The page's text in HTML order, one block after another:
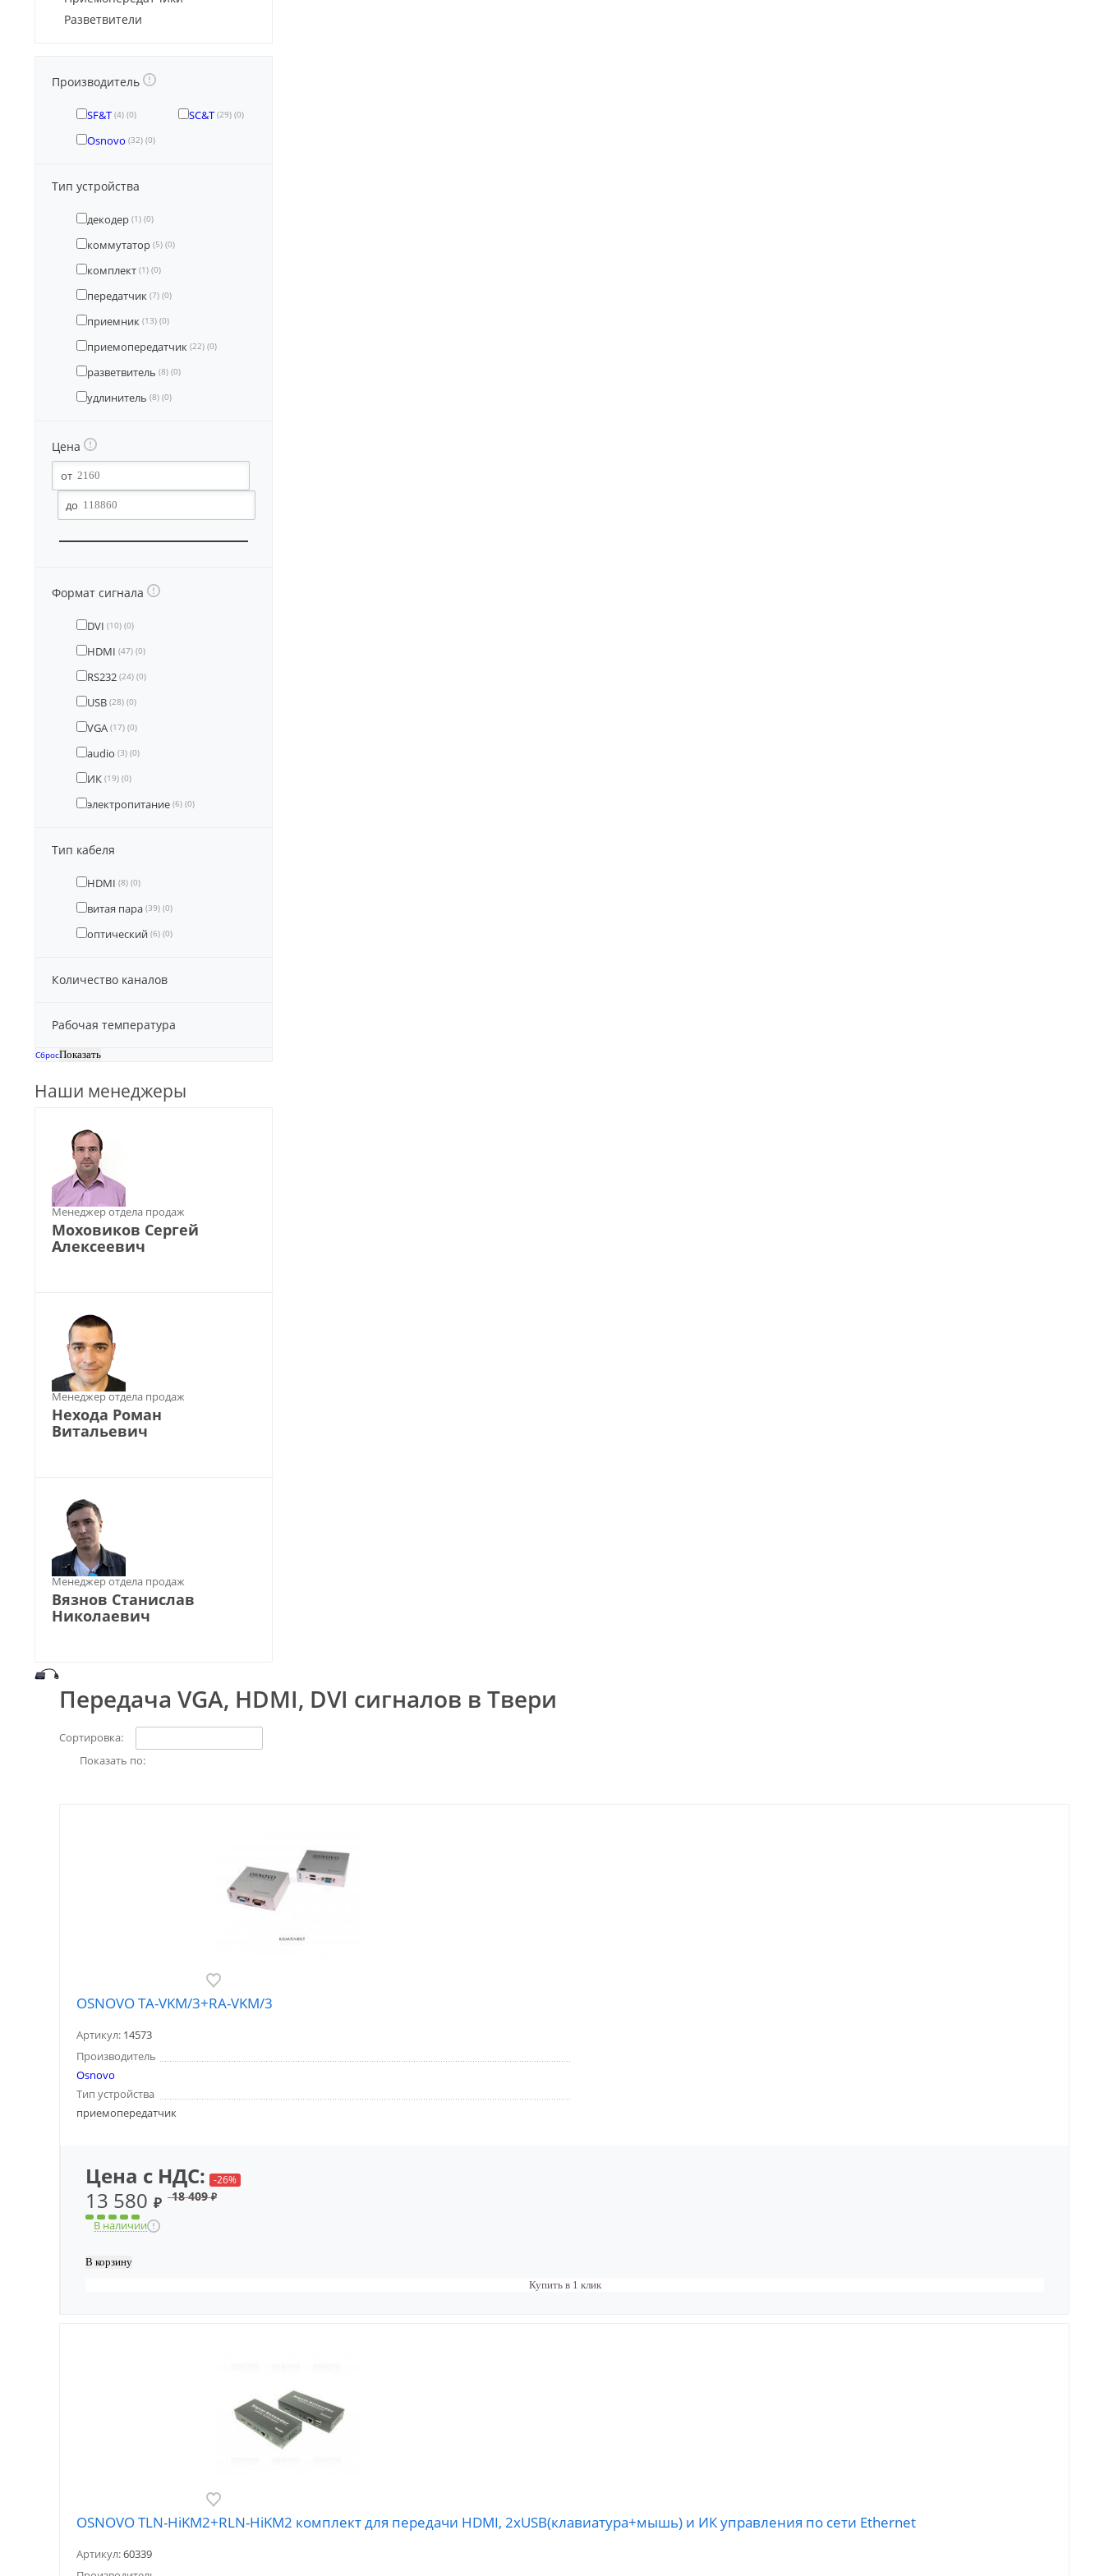
Разветвители
Производитель
SF&T (4) (0) SC&T (29) (0)
Osnovo (32) (0)
Тип устройства
декодер (1) (0)
коммутатор (5) (0)
комплект (1) (0)
передатчик (7) (0)
приемник (13) (0)
приемопередатчик (22) (0)
разветвитель (8) (0)
удлинитель (8) (0)
Цена
Формат сигнала
DVI (10) (0)
HDMI (47) (0)
RS232 (24) (0)
USB (28) (0)
VGA (17) (0)
audio (3) (0)
ИК (19) (0)
электропитание (6) (0)
Тип кабеля
HDMI (8) (0)
витая пара (39) (0)
оптический (6) (0)
Количество каналов
Рабочая температура
Сброс
Наши менеджеры
Менеджер отдела продаж
Моховиков Сергей
Алексеевич
Менеджер отдела продаж
Нехода Роман
Витальевич
Менеджер отдела продаж
Вязнов Станислав
Николаевич
Передача VGA, HDMI, DVI сигналов в Твери
Сортировка:
Показать по:
OSNOVO TA-VKM/3+RA-VKM/3
Артикул: 14573
Производитель
Osnovo
Тип устройства
приемопередатчик
Цена с НДС: -26%
13 580₽ 18 409₽
В наличии
Купить в 1 клик
OSNOVO TLN-HiKM2+RLN-HiKM2 комплект для передачи HDMI, 2хUSB(клавиатура+мышь) и ИК управления по сети Ethernet
Артикул:60339